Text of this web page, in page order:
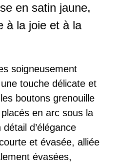
en satin jaune,
à la joie et à la
soigneusement
touche délicate et
boutons grenouille
en arc sous la
d’élégance
et évasée, alliée
évasées,